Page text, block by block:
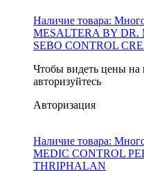
Наличие товара:
MESALTERA BY
SEBO CONTROL
Чтобы видеть цены
авторизуйтесь
Авторизация
Наличие товара:
MEDIC CONTROL
THRIPHALAN